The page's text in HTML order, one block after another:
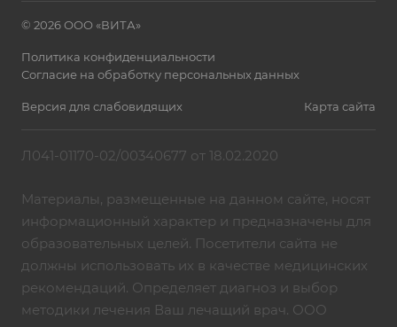
© 2026 ООО «ВИТА»
Политика конфиденциальности
Согласие на обработку персональных данных
Версия для слабовидящих Карта сайта
Л041-01170-02/00340677 от 18.02.2020
Материалы, размещенные на данном сайте, носят
информационный характер и предназначены для
образовательных целей. Посетители сайта не
должны использовать их в качестве медицинских
рекомендаций. Определяет диагноз и выбор
методики лечения Ваш лечащий врач. ООО